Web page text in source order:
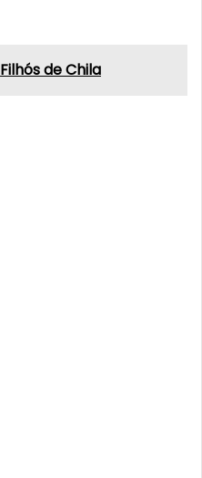
Filhós de Chila